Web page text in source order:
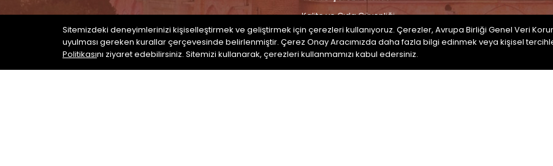
Kalite ve Gıda Güvenliği
Kişisel Verilerin
Korunması
Sitemizdeki deneyimlerinizi kişiselleştirmek ve geliştirmek için çerezleri kullanıyoruz. Çerezler, Avrupa Birliği Genel Veri
uyulması gereken kurallar çerçevesinde belirlenmiştir. Çerez Onay Aracımızda daha fazla bilgi edinmek veya kişisel
Politikasını ziyaret edebilirsiniz. Sitemizi kullanarak, çerezleri kullanmamızı kabul edersiniz.